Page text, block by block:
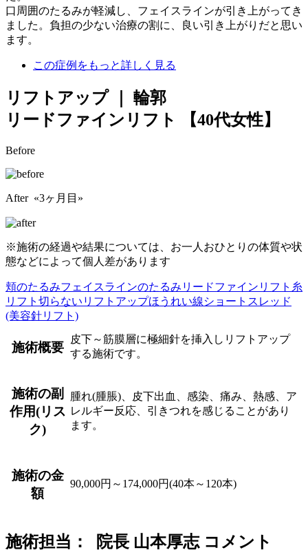
口周囲のたるみが軽減し、フェイスラインが引き上がってき
ました。負担の少ない治療の割に、良い引き上がりだと思い
ます。
この症例をもっと詳しく見る
リフトアップ ｜ 輪郭
リードファインリフト
【40代女性】
Before
After «3ヶ月目»
※施術の経過や結果については、お一人おひとりの体質や状
態などによって個人差があります
頬のたるみフェイスラインのたるみ リードファインリフト 糸
リフト 切らないリフトアップほうれい線ショートスレッド
(美容針リフト)
施術概要
皮下～筋膜層に極細針を挿入しリフトアップ
する施術です。
施術の副
作用(リス
ク)
腫れ(腫脹)、皮下出血、感染、痛み、熱感、ア
レルギー反応、引きつれを感じることがあり
ます。
施術の金
額
90,000円～174,000円(40本～120本)
施術担当： 院長 山本厚志 コメント